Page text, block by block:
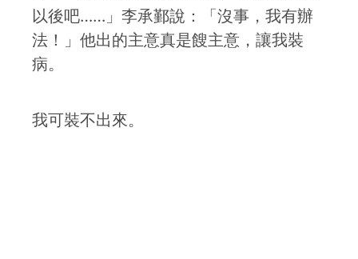
以後吧……」李承鄞說：「沒事，我有辦
法！」他出的主意真是餿主意，讓我裝
病。
我可裝不出來。